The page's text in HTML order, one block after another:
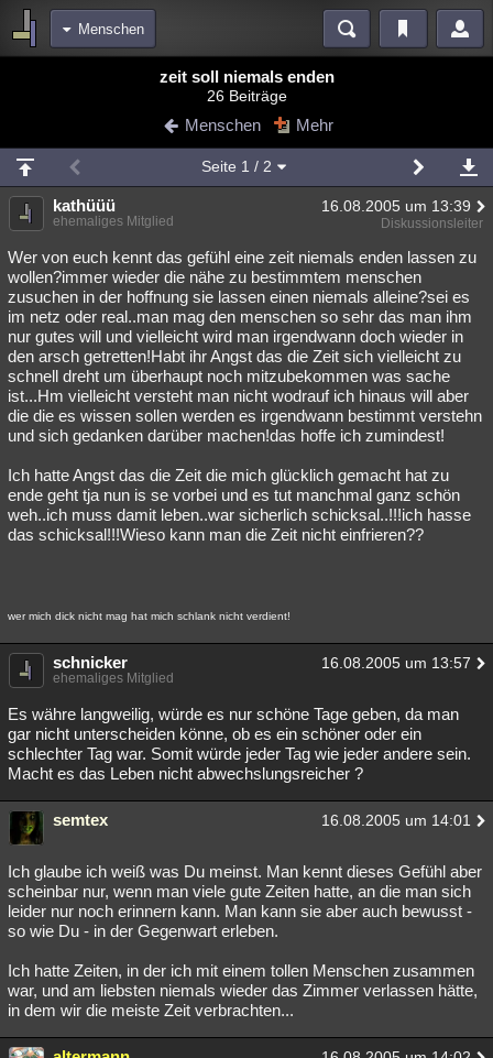
Menschen
Blogs
Chat Wiki Neuigkeiten
meine Rubriken
Menschen Mystery Kriminalfälle
Spiritualität Verschwörungen Technologie Ufologie
Natur Umfragen Unterhaltung
weitere Rubriken
Philosophie Träume Orte Esoterik Literatur
Astronomie Helpdesk Gruppen Gaming Filme
Übersichten
Besucht Teilgenommen Alle Neue Geschlossen
zeit soll niemals enden
26 Beiträge
Menschen Mehr
Seite 1 / 2
kathüüü 16.08.2005 um 13:39
ehemaliges Mitglied Diskussionsleiter
Wer von euch kennt das gefühl eine zeit niemals enden lassen zu
wollen?immer wieder die nähe zu bestimmtem menschen
zusuchen in der hoffnung sie lassen einen niemals alleine?sei es
im netz oder real..man mag den menschen so sehr das man ihm
nur gutes will und vielleicht wird man irgendwann doch wieder in
den arsch getretten!Habt ihr Angst das die Zeit sich vielleicht zu
schnell dreht um überhaupt noch mitzubekommen was sache
ist...Hm vielleicht versteht man nicht wodrauf ich hinaus will aber
die die es wissen sollen werden es irgendwann bestimmt verstehn
und sich gedanken darüber machen!das hoffe ich zumindest!
Ich hatte Angst das die Zeit die mich glücklich gemacht hat zu
ende geht tja nun is se vorbei und es tut manchmal ganz schön
weh..ich muss damit leben..war sicherlich schicksal..!!!ich hasse
das schicksal!!!Wieso kann man die Zeit nicht einfrieren??
wer mich dick nicht mag hat mich schlank nicht verdient!
schnicker 16.08.2005 um 13:57
ehemaliges Mitglied
Es währe langweilig, würde es nur schöne Tage geben, da man
gar nicht unterscheiden könne, ob es ein schöner oder ein
schlechter Tag war. Somit würde jeder Tag wie jeder andere sein.
Macht es das Leben nicht abwechslungsreicher ?
semtex 16.08.2005 um 14:01
Ich glaube ich weiß was Du meinst. Man kennt dieses Gefühl aber
scheinbar nur, wenn man viele gute Zeiten hatte, an die man sich
leider nur noch erinnern kann. Man kann sie aber auch bewusst -
so wie Du - in der Gegenwart erleben.
Ich hatte Zeiten, in der ich mit einem tollen Menschen zusammen
war, und am liebsten niemals wieder das Zimmer verlassen hätte,
in dem wir die meiste Zeit verbrachten...